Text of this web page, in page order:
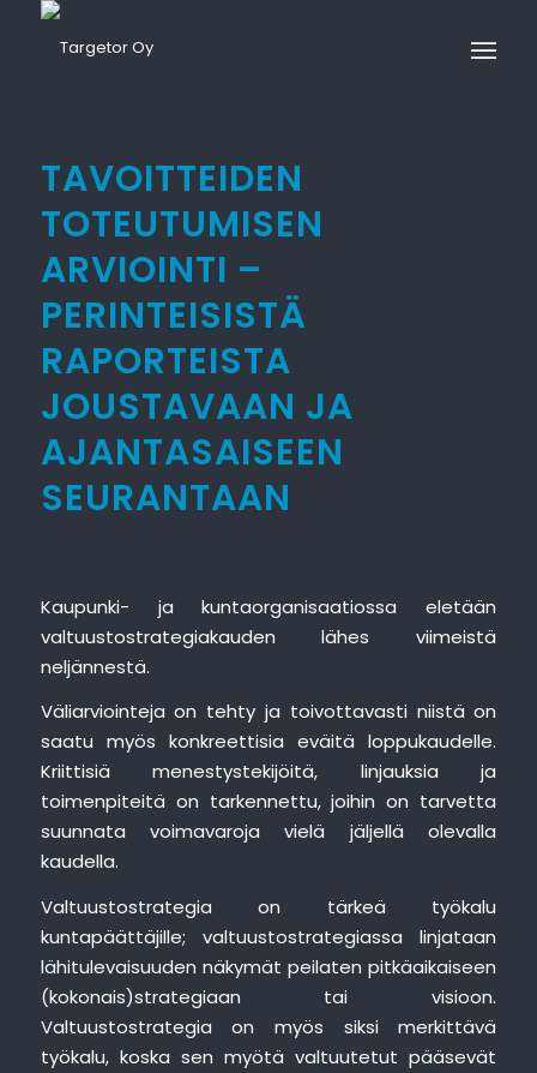
TAVOITTEIDEN
TOTEUTUMISEN
ARVIOINTI –
PERINTEISISTÄ
RAPORTEISTA
JOUSTAVAAN JA
AJANTASAISEEN
SEURANTAAN
Kaupunki- ja kuntaorganisaatiossa eletään
valtuustostrategiakauden lähes viimeistä
neljännestä.
Väliarviointeja on tehty ja toivottavasti niistä on
saatu myös konkreettisia eväitä loppukaudelle.
Kriittisiä menestystekijöitä, linjauksia ja
toimenpiteitä on tarkennettu, joihin on tarvetta
suunnata voimavaroja vielä jäljellä olevalla
kaudella.
Valtuustostrategia on tärkeä työkalu
kuntapäättäjille; valtuustostrategiassa linjataan
lähitulevaisuuden näkymät peilaten pitkäaikaiseen
(kokonais)strategiaan tai visioon.
Valtuustostrategia on myös siksi merkittävä
työkalu, koska sen myötä valtuutetut pääsevät